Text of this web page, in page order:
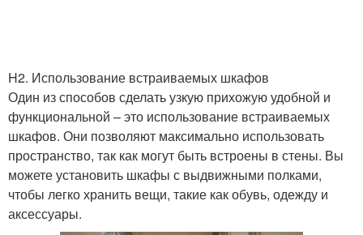
H2. Использование встраиваемых шкафов
Один из способов сделать узкую прихожую удобной и
функциональной – это использование встраиваемых
шкафов. Они позволяют максимально использовать
пространство, так как могут быть встроены в стены. Вы
можете установить шкафы с выдвижными полками,
чтобы легко хранить вещи, такие как обувь, одежду и
аксессуары.